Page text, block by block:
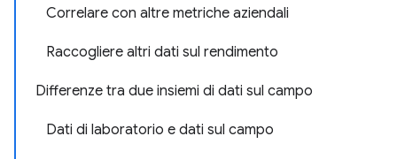
Correlare con altre metriche aziendali
Raccogliere altri dati sul rendimento
Differenze tra due insiemi di dati sul campo
Dati di laboratorio e dati sul campo